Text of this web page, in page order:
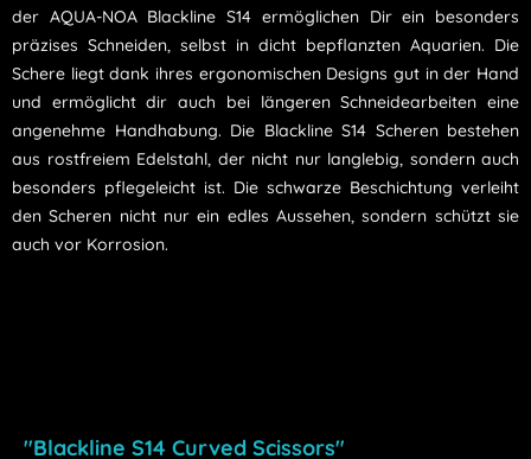
der AQUA-NOA Blackline S14 ermöglichen Dir ein besonders
präzises Schneiden, selbst in dicht bepflanzten Aquarien. Die
Schere liegt dank ihres ergonomischen Designs gut in der Hand
und ermöglicht dir auch bei längeren Schneidearbeiten eine
angenehme Handhabung. Die Blackline S14 Scheren bestehen
aus rostfreiem Edelstahl, der nicht nur langlebig, sondern auch
besonders pflegeleicht ist. Die schwarze Beschichtung verleiht
den Scheren nicht nur ein edles Aussehen, sondern schützt sie
auch vor Korrosion.
"Blackline S14 Curved Scissors"